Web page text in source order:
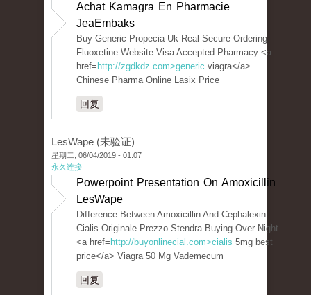
Achat Kamagra En Pharmacie
JeaEmbaks
Buy Generic Propecia Uk Real Secure Ordering
Fluoxetine Website Visa Accepted Pharmacy <a
href= http://zgdkdz.com>generic viagra</a>
Chinese Pharma Online Lasix Price
回复
LesWape (未验证)
星期二, 06/04/2019 - 01:07
永久连接
Powerpoint Presentation On Amoxicillin
LesWape
Difference Between Amoxicillin And Cephalexin
Cialis Originale Prezzo Stendra Buying Over Night
<a href= http://buyonlinecial.com>cialis 5mg best
price</a> Viagra 50 Mg Vademecum
回复